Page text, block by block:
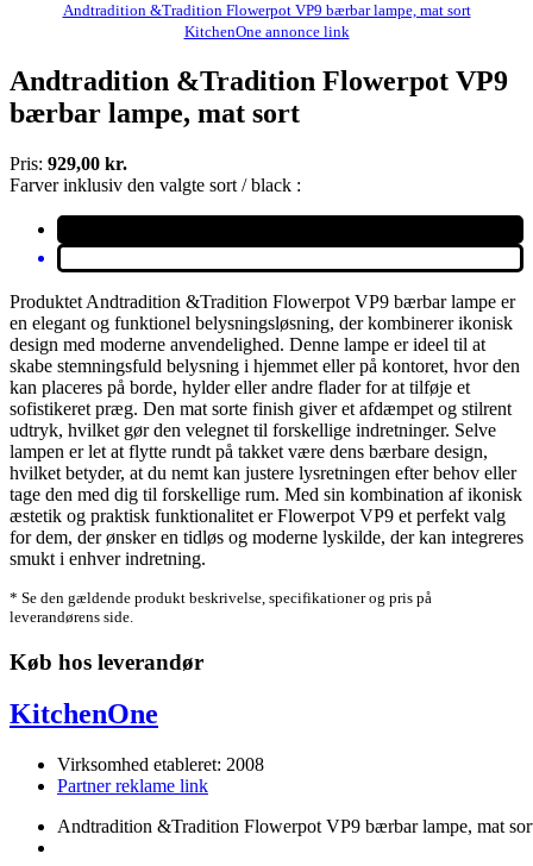
Andtradition &Tradition Flowerpot VP9 bærbar lampe, mat sort
KitchenOne annonce link
Andtradition &Tradition Flowerpot VP9
bærbar lampe, mat sort
Pris: 929,00 kr.
Farver inklusiv den valgte sort / black :
Produktet Andtradition &Tradition Flowerpot VP9 bærbar lampe er
en elegant og funktionel belysningsløsning, der kombinerer ikonisk
design med moderne anvendelighed. Denne lampe er ideel til at
skabe stemningsfuld belysning i hjemmet eller på kontoret, hvor den
kan placeres på borde, hylder eller andre flader for at tilføje et
sofistikeret præg. Den mat sorte finish giver et afdæmpet og stilrent
udtryk, hvilket gør den velegnet til forskellige indretninger. Selve
lampen er let at flytte rundt på takket være dens bærbare design,
hvilket betyder, at du nemt kan justere lysretningen efter behov eller
tage den med dig til forskellige rum. Med sin kombination af ikonisk
æstetik og praktisk funktionalitet er Flowerpot VP9 et perfekt valg
for dem, der ønsker en tidløs og moderne lyskilde, der kan integreres
smukt i enhver indretning.
* Se den gældende produkt beskrivelse, specifikationer og pris på
leverandørens side.
Køb hos leverandør
KitchenOne
Virksomhed etableret: 2008
Partner reklame link
Andtradition &Tradition Flowerpot VP9 bærbar lampe, mat